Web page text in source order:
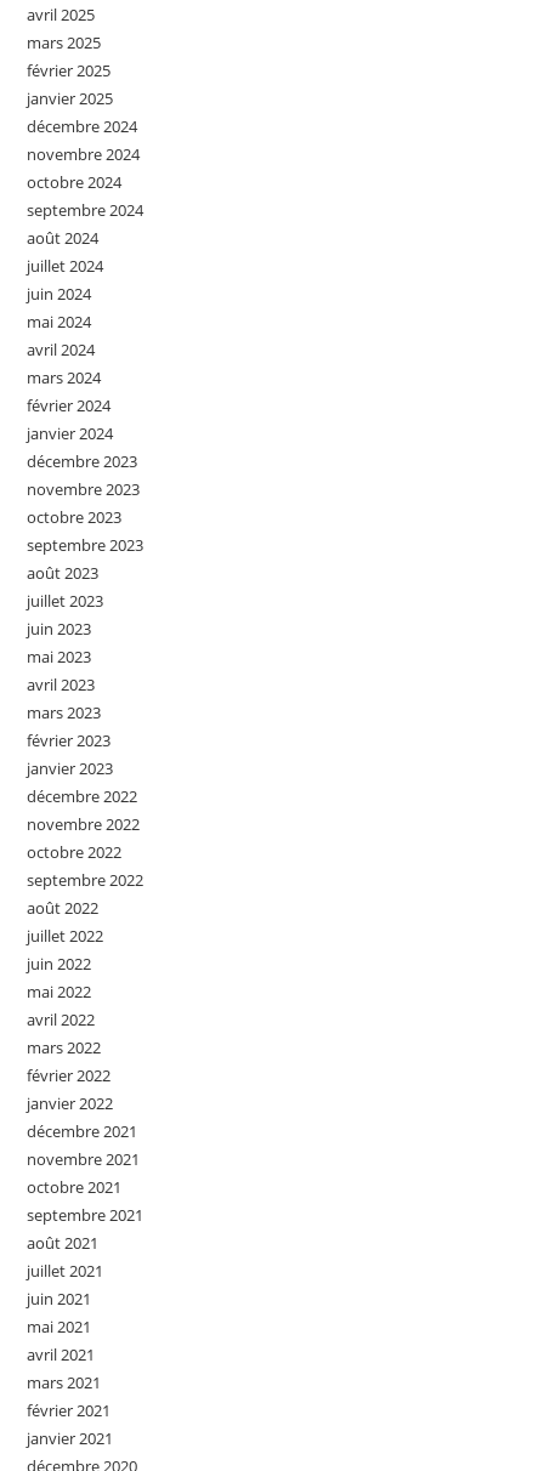
avril 2025
mars 2025
février 2025
janvier 2025
décembre 2024
novembre 2024
octobre 2024
septembre 2024
août 2024
juillet 2024
juin 2024
mai 2024
avril 2024
mars 2024
février 2024
janvier 2024
décembre 2023
novembre 2023
octobre 2023
septembre 2023
août 2023
juillet 2023
juin 2023
mai 2023
avril 2023
mars 2023
février 2023
janvier 2023
décembre 2022
novembre 2022
octobre 2022
septembre 2022
août 2022
juillet 2022
juin 2022
mai 2022
avril 2022
mars 2022
février 2022
janvier 2022
décembre 2021
novembre 2021
octobre 2021
septembre 2021
août 2021
juillet 2021
juin 2021
mai 2021
avril 2021
mars 2021
février 2021
janvier 2021
décembre 2020